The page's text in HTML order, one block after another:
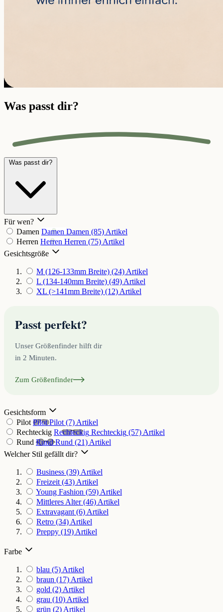
Was passt dir?
Was passt dir?
Für wen?
Damen Damen Damen (85) Artikel
Herren Herren Herren (75) Artikel
Gesichtsgröße
M (126-133mm Breite) (24) Artikel
L (134-140mm Breite) (49) Artikel
XL (>141mm Breite) (12) Artikel
Passt perfekt?
Unser Größenfinder hilft dir
in 2 Minuten.
Zum Größenfinder
Gesichtsform
Pilot Pilot Pilot (7) Artikel
Rechteckig Rechteckig Rechteckig (57) Artikel
Rund Rund Rund (21) Artikel
Welcher Stil gefällt dir?
Business (39) Artikel
Freizeit (43) Artikel
Young Fashion (59) Artikel
Mittleres Alter (46) Artikel
Extravagant (6) Artikel
Retro (34) Artikel
Preppy (19) Artikel
Farbe
blau (5) Artikel
braun (17) Artikel
gold (2) Artikel
grau (10) Artikel
grün (2) Artikel